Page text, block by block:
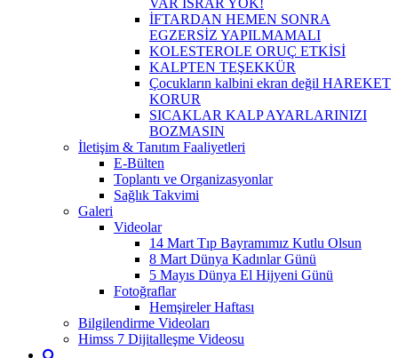
İFTARDAN HEMEN SONRA
EGZERSİZ YAPILMAMALI
KOLESTEROLE ORUÇ ETKİSİ
KALPTEN TEŞEKKÜR
Çocukların kalbini ekran değil HAREKET
KORUR
SICAKLAR KALP AYARLARINIZI
BOZMASIN
İletişim & Tanıtım Faaliyetleri
E-Bülten
Toplantı ve Organizasyonlar
Sağlık Takvimi
Galeri
Videolar
14 Mart Tıp Bayramımız Kutlu Olsun
8 Mart Dünya Kadınlar Günü
5 Mayıs Dünya El Hijyeni Günü
Fotoğraflar
Hemşireler Haftası
Bilgilendirme Videoları
Himss 7 Dijitalleşme Videosu